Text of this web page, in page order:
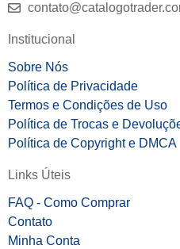
Institucional
Sobre Nós
Política de Privacidade
Termos e Condições de Uso
Política de Trocas e
Política de Copyright e DMCA
Links Úteis
FAQ - Como Comprar
Contato
Minha Conta